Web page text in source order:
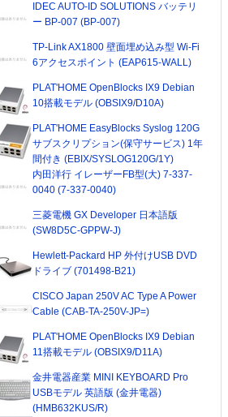
IDEC AUTO-ID SOLUTIONS バッテリ
ー BP-007 (BP-007)
TP-Link AX1800 壁面埋め込み型 Wi-Fi
6アクセスポイント (EAP615-WALL)
PLAT'HOME OpenBlocks IX9 Debian
10搭載モデル (OBSIX9/D10A)
PLAT'HOME EasyBlocks Syslog 120G
サブスクリプション(保守サービス) 1年
間付き (EBIX/SYSLOG120G/1Y)
内田洋行 イレーザーFB型(大) 7-337-
0040 (7-337-0040)
三菱電機 GX Developer 日本語版
(SW8D5C-GPPW-J)
Hewlett-Packard HP 外付けUSB DVD
ドライブ (701498-B21)
CISCO Japan 250V AC Type A Power
Cable (CAB-TA-250V-JP=)
PLAT'HOME OpenBlocks IX9 Debian
11搭載モデル (OBSIX9/D11A)
金井電器産業 MINI KEYBOARD Pro
USBモデル 英語版 (金井電器)
(HMB632KUS/R)